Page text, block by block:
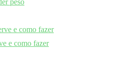
peso
e como fazer
e como fazer